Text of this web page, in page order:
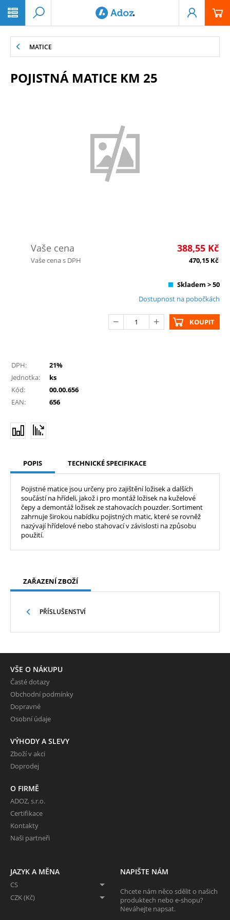
MATICE
POJISTNÁ MATICE KM 25
Vaše cena 388,55 Kč
Vaše cena s DPH 470,15 Kč
Skladem > 50
Dostupnost na pobočkách
KOUPIT
DPH:
21%
Jednotka:
ks
Kód:
00.00.656
EAN:
656
POPIS TECHNICKÉ SPECIFIKACE
Pojistné matice jsou určeny pro zajištění ložisek a dalších
součástí na hřídeli, jakož i pro montáž ložisek na kuželové
čepy a demontáž ložisek ze stahovacích pouzder. Sortiment
zahrnuje širokou nabídku pojistných matic, které se rovněž
nazývají hřídelové nebo stahovací v závislosti na způsobu
použití.
ZAŘAZENÍ ZBOŽÍ
PŘÍSLUŠENSTVÍ
VŠE O NÁKUPU
Časté dotazy
Obchodní podmínky
Dopravné
Osobní údaje
VÝHODY A SLEVY
Zboží v akci
Doprodej
O FIRMĚ
ADOZ, s.r.o.
Certifikace
Kontakty
Naši partneři
JAZYK A MĚNA
CS
CZK (Kč)
NAPIŠTE NÁM
Chcete nám něco sdělit o našich
produktech nebo e-shopu?
Neváhejte napsat.